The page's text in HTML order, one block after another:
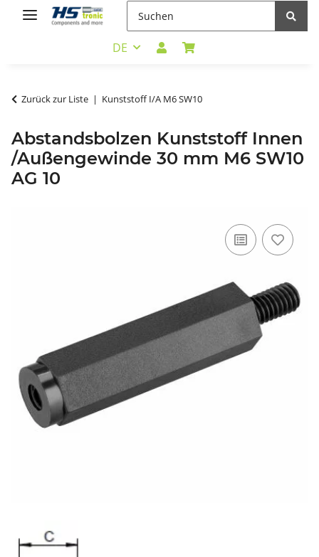
DE
Zurück zur Liste Kunststoff I/A M6 SW10
Abstandsbolzen Kunststoff Innen
/Außengewinde 30 mm M6 SW10
AG 10